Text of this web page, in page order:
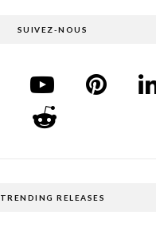
SUIVEZ-NOUS
TRENDING RELEASES